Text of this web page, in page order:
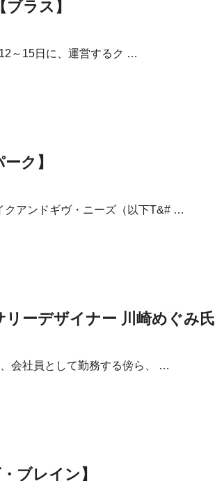
ラス】
～15日に、運営するク …
ク】
アンドギヴ・ニーズ（以下T&# …
リーデザイナー 川崎めぐみ氏
会社員として勤務する傍ら、 …
ブレイン】